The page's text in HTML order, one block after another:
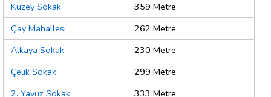
Kuzey Sokak
359 Metre
Çay Mahallesi
262 Metre
Alkaya Sokak
230 Metre
Çelik Sokak
299 Metre
2. Yavuz Sokak
333 Metre